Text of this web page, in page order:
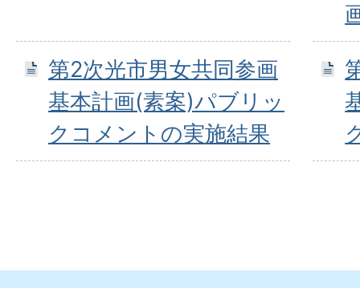
第2次光市男女共同参画
基本計画(素案)パブリッ
クコメントの実施結果